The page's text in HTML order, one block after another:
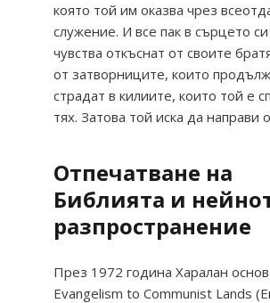
която той им оказва чрез
служение. И все пак в сърцето
чувства откъснат от своите
от затворниците, които
страдат в килиите, които той е
тях. Затова той иска да
Отпечатване на
Библията и
разпространение
През 1972 година Харалан
Evangelism to Communist Lands